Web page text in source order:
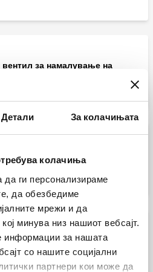
Детали За колачињата
колачиња
ги персонализираме
да обезбедиме
мрежи и да
минува низ нашиот вебсајт.
информации за нашата
со нашите социјални
партнери кои може да
вентил за намалување на
за намалување на